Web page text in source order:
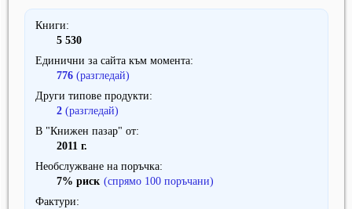
Книги
5 530
Единични за сайта към момента
776 (разгледай)
Други типове продукти
2 (разгледай)
В "Книжен пазар" от
2011 г.
Необслужване на поръчка
7% риск (спрямо 100 поръчани)
Фактури